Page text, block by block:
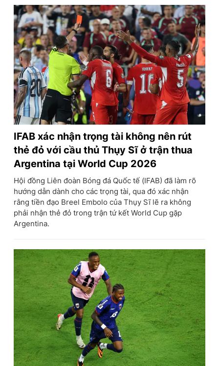
IFAB xác nhận trọng tài không nên rút
thẻ đỏ với cầu thủ Thụy Sĩ ở trận thua
Argentina tại World Cup 2026
Hội đồng Liên đoàn Bóng đá Quốc tế (IFAB) đã làm rõ
hướng dẫn dành cho các trọng tài, qua đó xác nhận
rằng tiền đạo Breel Embolo của Thụy Sĩ lẽ ra không
phải nhận thẻ đỏ trong trận tứ kết World Cup gặp
Argentina.